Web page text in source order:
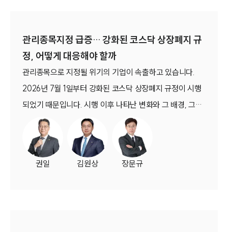
관리종목지정 급증… 강화된 코스닥 상장폐지 규
정, 어떻게 대응해야 할까
관리종목으로 지정될 위기의 기업이 속출하고 있습니다.
2026년 7월 1일부터 강화된 코스닥 상장폐지 규정이 시행
되었기 때문입니다. 시행 이후 나타난 변화와 그 배경, 그리
고 관리종목으로 지정됐거나 지정될 우려가 있는 기업이 어
떻게 대응해야 하는지 살펴보겠습니다.
권일 김원상 장문규